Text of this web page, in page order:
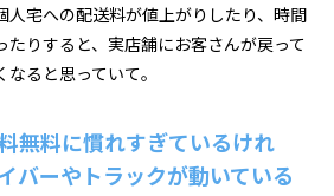
人宅への配送料が値上がりしたり、時間
たりすると、実店舗にお客さんが戻って
なると思っていて。
無料に慣れすぎているけれ
バーやトラックが動いている